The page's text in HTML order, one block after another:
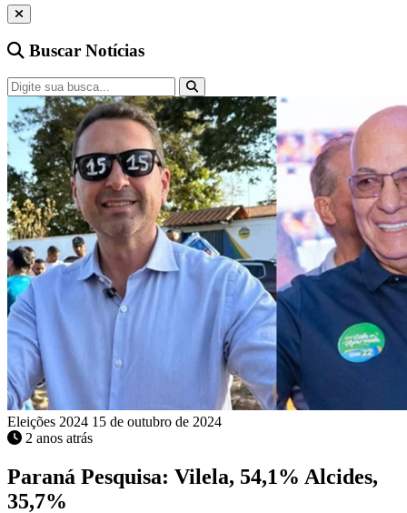
Buscar Notícias
Eleições 2024 15 de outubro de 2024
2 anos atrás
Paraná Pesquisa: Vilela, 54,1% Alcides,
35,7%